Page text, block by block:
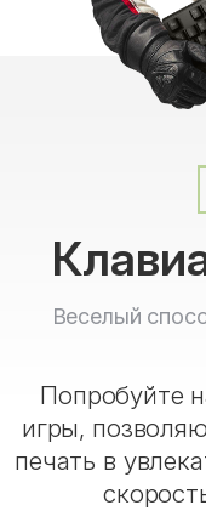
Веселый
Попробуйте
игры,
печать в